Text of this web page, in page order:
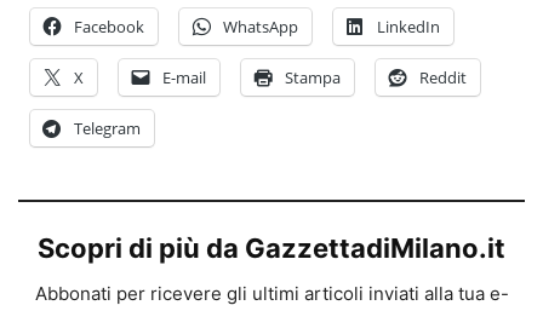
Facebook WhatsApp LinkedIn
X E-mail Stampa Reddit
Telegram
Scopri di più da GazzettadiMilano.it
Abbonati per ricevere gli ultimi articoli inviati alla tua e-